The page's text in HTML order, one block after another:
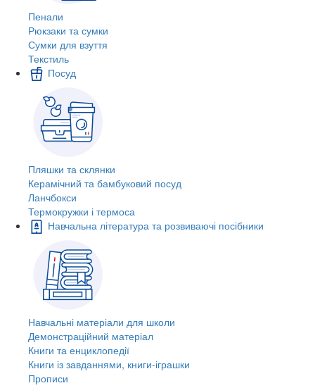
Пенали
Рюкзаки та сумки
Сумки для взуття
Текстиль
Посуд
Пляшки та склянки
Керамічний та бамбуковий посуд
Ланчбокси
Термокружки і термоса
Навчальна література та розвиваючі посібники
Навчальні матеріали для школи
Демонстраційний матеріал
Книги та енциклопедії
Книги із завданнями, книги-іграшки
Прописи